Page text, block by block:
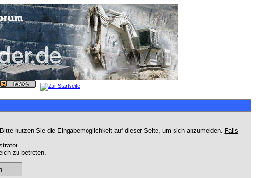
nutzen Sie die Eingabemöglichkeit auf dieser Seite, um sich anzumelden. Falls
zu betreten.